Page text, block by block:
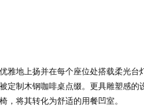
雅地上扬并在每个座位处搭载柔光台
定制木钢咖啡桌点缀。更具雕塑感的
，将其转化为舒适的用餐凹室。